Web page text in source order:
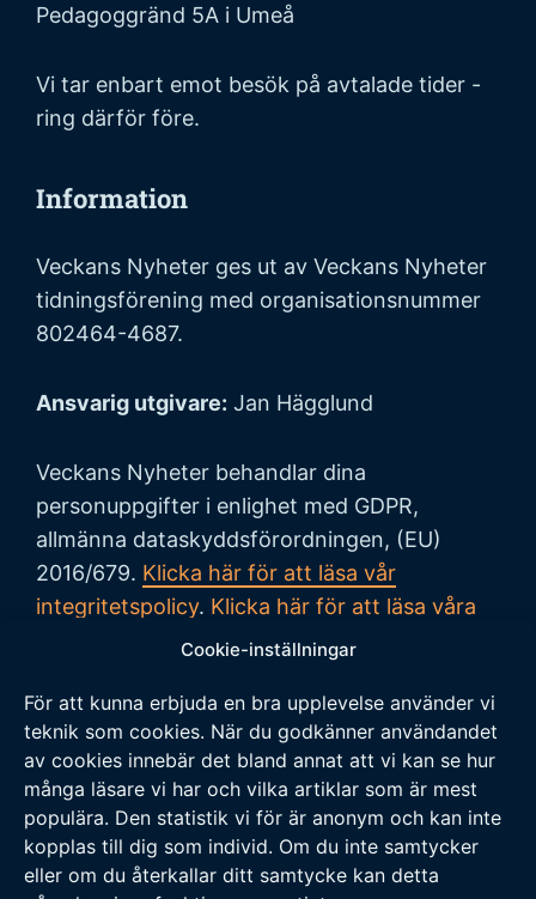
Cookie-inställningar
För att kunna erbjuda en bra upplevelse använder vi
teknik som cookies. När du godkänner användandet
av cookies innebär det bland annat att vi kan se hur
många läsare vi har och vilka artiklar som är mest
populära. Den statistik vi för är anonym och kan inte
kopplas till dig som individ. Om du inte samtycker
eller om du återkallar ditt samtycke kan detta
Pedagoggränd 5A i Umeå
Vi tar enbart emot besök på avtalade tider -
ring därför före.
Information
Veckans Nyheter ges ut av Veckans Nyheter
tidningsförening med organisationsnummer
802464-4687.
Ansvarig utgivare: Jan Hägglund
Veckans Nyheter behandlar dina
personuppgifter i enlighet med GDPR,
allmänna dataskyddsförordningen, (EU)
2016/679. Klicka här för att läsa vår
integritetspolicy. Klicka här för att läsa våra
allmänna villkor vid köp.
Tipsa oss
Vi tar tacksamt emot tips på nyheter och
händelser som vi borde skriva om. Skicka ditt
tips till följande adress:
tipsa@veckansnyheter.se